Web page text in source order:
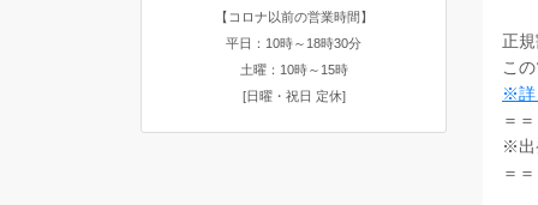
【コロナ以前の営業時間】
平日：10時～18時30分
土曜：10時～15時
[日曜・祝日 定休]
正
こ
※詳
＝
※出
＝